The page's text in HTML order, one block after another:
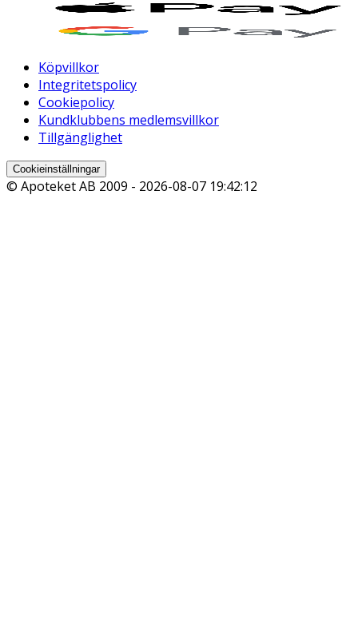
Köpvillkor
Integritetspolicy
Cookiepolicy
Kundklubbens medlemsvillkor
Tillgänglighet
Cookieinställningar
© Apoteket AB 2009 - 2026-08-07 19:42:12